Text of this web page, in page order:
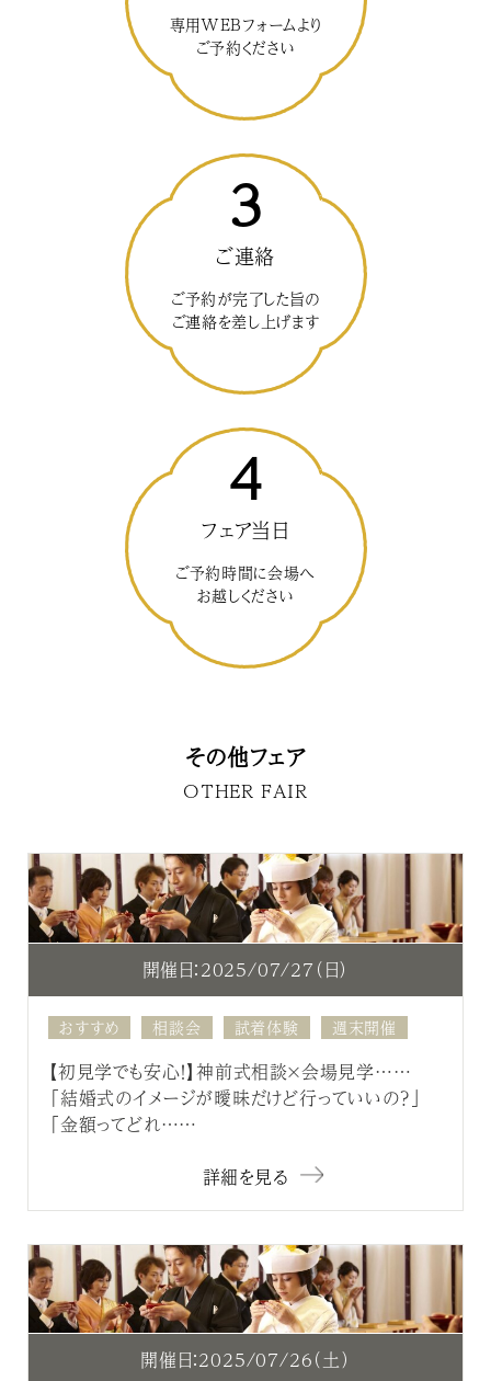
専用WEBフォームより
ご予約ください
3
ご連絡
ご予約が完了した旨の
ご連絡を差し上げます
4
フェア当日
ご予約時間に会場へ
お越しください
その他フェア
OTHER FAIR
開催日：2025/07/27（日）
おすすめ 相談会 試着体験 週末開催
【初見学でも安心！】神前式相談×会場見学……
「結婚式のイメージが曖昧だけど行っていいの？」
「金額ってどれ……
詳細を見る
開催日：2025/07/26（土）